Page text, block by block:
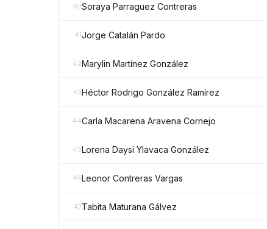
40Soraya Parraguez Contreras
41Jorge Catalán Pardo
42Marylin Martínez González
43Héctor Rodrigo González Ramírez
44Carla Macarena Aravena Cornejo
45Lorena Daysi Ylavaca González
46Leonor Contreras Vargas
47Tabita Maturana Gálvez